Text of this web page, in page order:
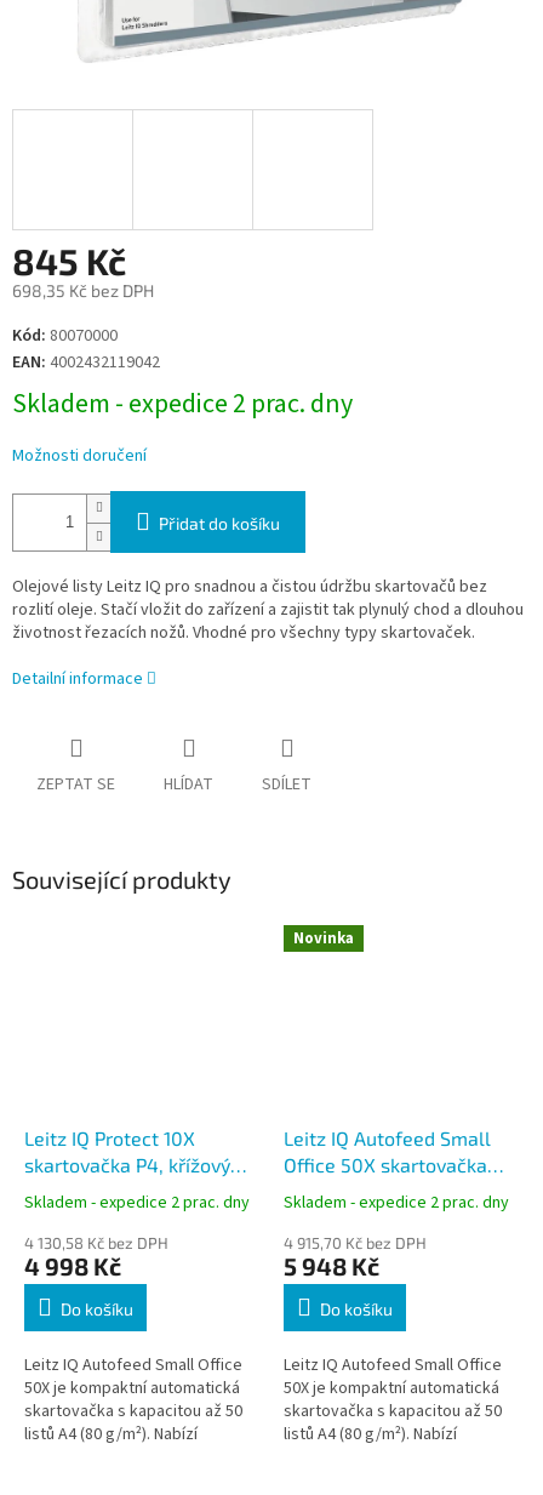
845 Kč
698,35 Kč bez DPH
Měrná
cena:
Kód: 80070000
EAN: 4002432119042
Skladem - expedice 2 prac. dny
Možnosti doručení
Přidat do košíku
Olejové listy Leitz IQ pro snadnou a čistou údržbu skartovačů bez
rozlití oleje. Stačí vložit do zařízení a zajistit tak plynulý chod a dlouhou
životnost řezacích nožů. Vhodné pro všechny typy skartovaček.
Detailní informace
ZEPTAT SE HLÍDAT SDÍLET
Související produkty
Leitz IQ Protect 10X
skartovačka P4, křížový
řez 4 × 40 mm, 18 l, bílá
Skladem - expedice 2 prac. dny
4 130,58 Kč bez DPH
4 998 Kč
Do košíku
Leitz IQ Autofeed Small Office
50X je kompaktní automatická
skartovačka s kapacitou až 50
listů A4 (80 g/m²). Nabízí
Novinka
Leitz IQ Autofeed Small
Office 50X skartovačka
P4, křížový řez 4 × 28 mm,
Skladem - expedice 2 prac. dny
4 915,70 Kč bez DPH
5 948 Kč
Do košíku
Leitz IQ Autofeed Small Office
50X je kompaktní automatická
skartovačka s kapacitou až 50
listů A4 (80 g/m²). Nabízí